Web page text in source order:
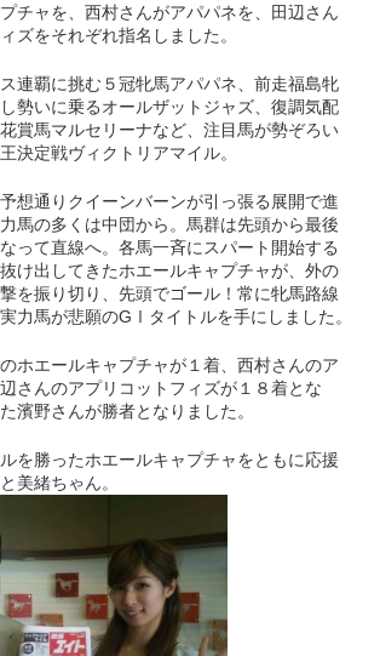
チャを、西村さんがアパパネを、田辺さん
ズをそれぞれ指名しました。
連覇に挑む５冠牝馬アパパネ、前走福島牝
勢いに乗るオールザットジャズ、復調気配
賞馬マルセリーナなど、注目馬が勢ぞろい
決定戦ヴィクトリアマイル。
想通りクイーンバーンが引っ張る展開で進
馬の多くは中団から。馬群は先頭から最後
って直線へ。各馬一斉にスパート開始する
け出してきたホエールキャプチャが、外の
を振り切り、先頭でゴール！常に牝馬路線
力馬が悲願のGⅠタイトルを手にしました。
ホエールキャプチャが１着、西村さんのア
さんのアプリコットフィズが１８着とな
濱野さんが勝者となりました。
を勝ったホエールキャプチャをともに応援
美緒ちゃん。